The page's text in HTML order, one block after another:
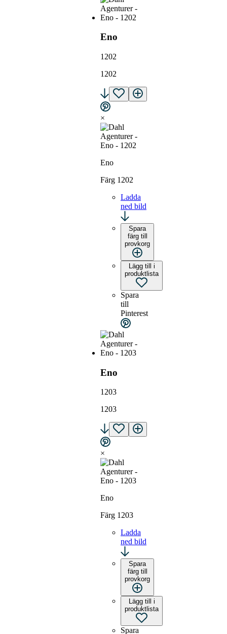
Eno
1202
1202
×
Eno
Färg 1202
Ladda
ned bild
Spara
färg till
provkorg
Lägg till i
produktlista
Spara
till
Pinterest
Eno
1203
1203
×
Eno
Färg 1203
Ladda
ned bild
Spara
färg till
provkorg
Lägg till i
produktlista
Spara